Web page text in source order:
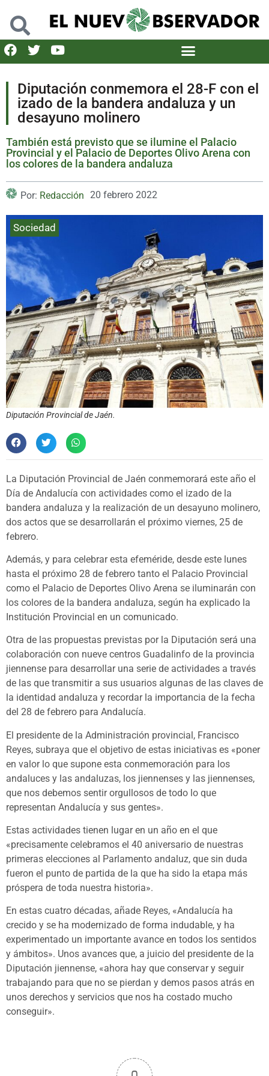
Diputación conmemora el 28-F con el
izado de la bandera andaluza y un
desayuno molinero
También está previsto que se ilumine el Palacio
Provincial y el Palacio de Deportes Olivo Arena con
los colores de la bandera andaluza
Por: Redacción 20 febrero 2022
Sociedad
Diputación Provincial de Jaén.
La Diputación Provincial de Jaén conmemorará este año el
Día de Andalucía con actividades como el izado de la
bandera andaluza y la realización de un desayuno molinero,
dos actos que se desarrollarán el próximo viernes, 25 de
febrero.
Además, y para celebrar esta efeméride, desde este lunes
hasta el próximo 28 de febrero tanto el Palacio Provincial
como el Palacio de Deportes Olivo Arena se iluminarán con
los colores de la bandera andaluza, según ha explicado la
Institución Provincial en un comunicado.
Otra de las propuestas previstas por la Diputación será una
colaboración con nueve centros Guadalinfo de la provincia
jiennense para desarrollar una serie de actividades a través
de las que transmitir a sus usuarios algunas de las claves de
la identidad andaluza y recordar la importancia de la fecha
del 28 de febrero para Andalucía.
El presidente de la Administración provincial, Francisco
Reyes, subraya que el objetivo de estas iniciativas es «poner
en valor lo que supone esta conmemoración para los
andaluces y las andaluzas, los jiennenses y las jiennenses,
que nos debemos sentir orgullosos de todo lo que
representan Andalucía y sus gentes».
Estas actividades tienen lugar en un año en el que
«precisamente celebramos el 40 aniversario de nuestras
primeras elecciones al Parlamento andaluz, que sin duda
fueron el punto de partida de la que ha sido la etapa más
próspera de toda nuestra historia».
En estas cuatro décadas, añade Reyes, «Andalucía ha
crecido y se ha modernizado de forma indudable, y ha
experimentado un importante avance en todos los sentidos
y ámbitos». Unos avances que, a juicio del presidente de la
Diputación jiennense, «ahora hay que conservar y seguir
trabajando para que no se pierdan y demos pasos atrás en
unos derechos y servicios que nos ha costado mucho
conseguir».